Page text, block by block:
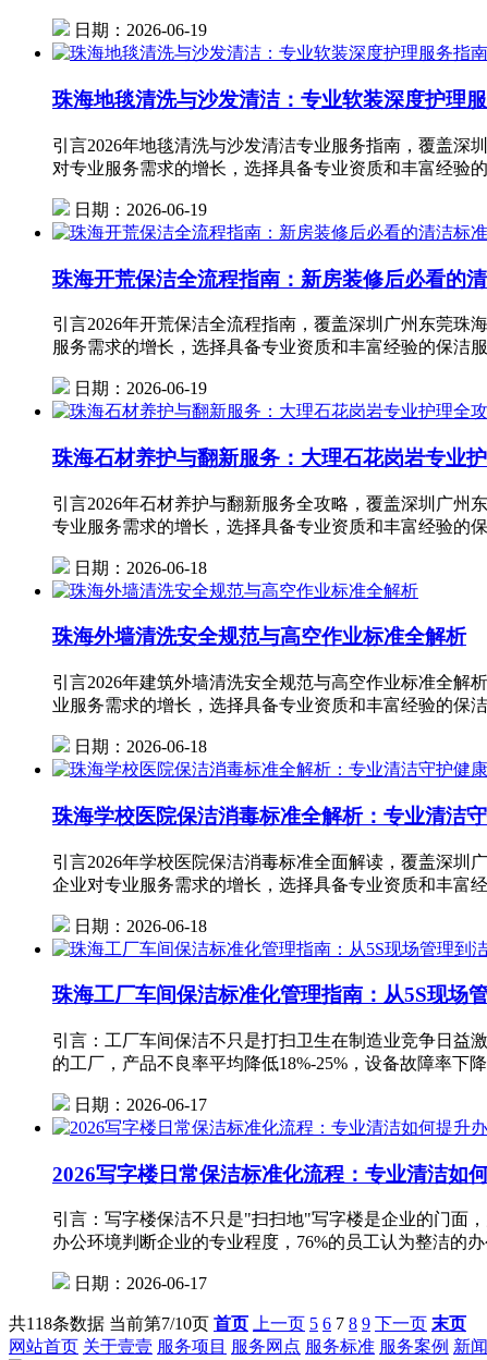
日期：2026-06-19
珠海地毯清洗与沙发清洁：专业软装深度护理
引言2026年地毯清洗与沙发清洁专业服务指南，覆盖深
对专业服务需求的增长，选择具备专业资质和丰富经验
日期：2026-06-19
珠海开荒保洁全流程指南：新房装修后必看的
引言2026年开荒保洁全流程指南，覆盖深圳广州东莞珠
服务需求的增长，选择具备专业资质和丰富经验的保洁
日期：2026-06-19
珠海石材养护与翻新服务：大理石花岗岩专业
引言2026年石材养护与翻新服务全攻略，覆盖深圳广州
专业服务需求的增长，选择具备专业资质和丰富经验的
日期：2026-06-18
珠海外墙清洗安全规范与高空作业标准全解析
引言2026年建筑外墙清洗安全规范与高空作业标准全解
业服务需求的增长，选择具备专业资质和丰富经验的保
日期：2026-06-18
珠海学校医院保洁消毒标准全解析：专业清洁
引言2026年学校医院保洁消毒标准全面解读，覆盖深圳
企业对专业服务需求的增长，选择具备专业资质和丰富
日期：2026-06-18
珠海工厂车间保洁标准化管理指南：从5S现场
引言：工厂车间保洁不只是打扫卫生在制造业竞争日益
的工厂，产品不良率平均降低18%-25%，设备故障率下
日期：2026-06-17
2026写字楼日常保洁标准化流程：专业清洁如
引言：写字楼保洁不只是"扫扫地"写字楼是企业的门面
办公环境判断企业的专业程度，76%的员工认为整洁的
日期：2026-06-17
共118条数据 当前第7/10页 首页 上一页 5 6 7 8 9 下一页 末页
网站首页 关于壹壹 服务项目 服务网点 服务标准 服务案例 新